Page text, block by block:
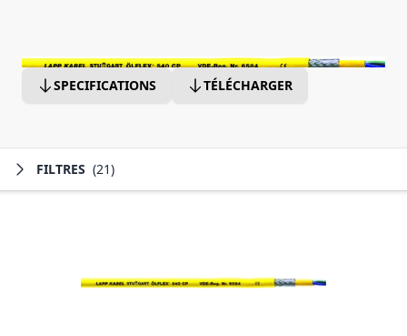
SPECIFICATIONS TÉLÉCHARGER
FILTRES (21)